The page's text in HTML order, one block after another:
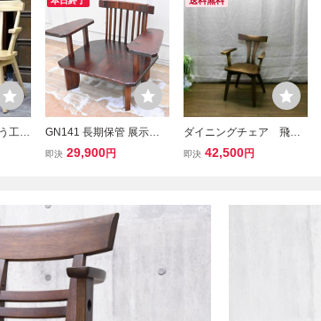
工芸
GN141 長期保管 展示品
超美品 指物家具 日本製
即決 29,900円
ダイニングチェア 飛騨
高山 飛騨家具 ファー
子 値上前価格
即決 42,500円